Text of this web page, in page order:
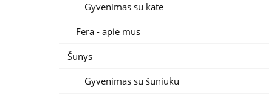
Gyvenimas su kate
Fera - apie mus
Šunys
Gyvenimas su šuniuku